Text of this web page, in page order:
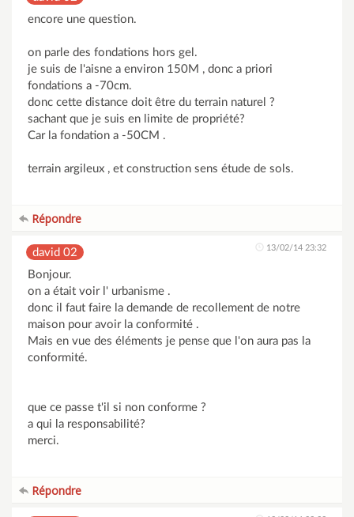
encore une question.
on parle des fondations hors gel.
je suis de l'aisne a environ 150M , donc a priori
fondations a -70cm.
donc cette distance doit être du terrain naturel ?
sachant que je suis en limite de propriété?
Car la fondation a -50CM .
terrain argileux , et construction sens étude de sols.
Répondre
david 02 13/02/14 23:32
Bonjour.
on a était voir l' urbanisme .
donc il faut faire la demande de recollement de notre
maison pour avoir la conformité .
Mais en vue des éléments je pense que l'on aura pas la
conformité.
que ce passe t'il si non conforme ?
a qui la responsabilité?
merci.
Répondre